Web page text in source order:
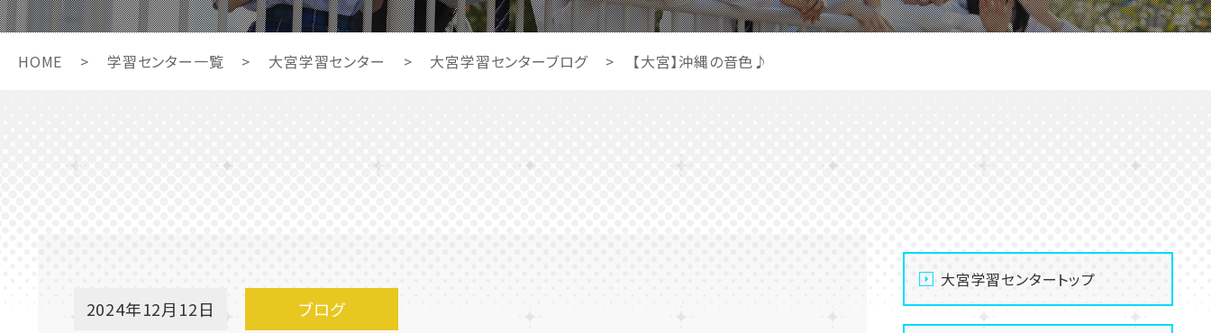
HOME > 学習センター一覧 > 大宮学習センター > 大宮学習センターブログ > 【大宮】沖縄の音色♪
2024年12月12日 ブログ
大宮学習センタートップ